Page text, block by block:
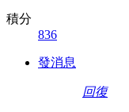
積分
836
發消息
回復